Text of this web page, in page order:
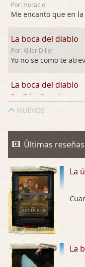
Por: Horacio
La boca del diablo
Por: Killer Diller
Yo no se como te
La boca del diablo
Por: Talan Gwynek
La Odisea
Por: Talan Gwynek
La Odisea
Por: Draghann
No sé si entrar en
Trance
Por: Luar
NUEVOS
Últimas reseñas
La
La